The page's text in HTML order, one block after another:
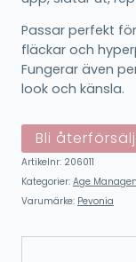
Passar perfekt
fläckar och
Fungerar även
look och känsla.
Bli
Artikelnr: 206011
Kategorier: Age
Varumärke: Pevonia